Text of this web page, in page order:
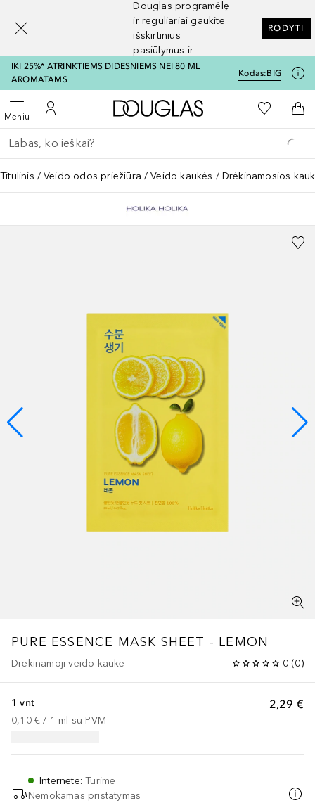
Douglas programėlę
ir reguliariai gaukite
išskirtinius
pasiūlymus ir
nuolaidas
RODYTI
IKI 25%* ATRINKTIEMS DIDESNIEMS NEI 80 ML
AROMATAMS
Kodas:BIG
MeniuAtidaryti meniuĮ mano paskyrą
Į Douglas pagrindinį
Į mano
Į
Grįžk atgal
Vykdykite paiešką
Titulinis Veido odos priežiūra Veido kaukės Drėkinamosios
PURE ESSENCE MASK SHEET - LEMON
Drėkinamoji veido kaukė 0 (0)
2,29 €
1 vnt
0,10 € / 1 ml su PVM
Internete:Turime
Nemokamas pristatymas
[navigation.slideout.screenreader]